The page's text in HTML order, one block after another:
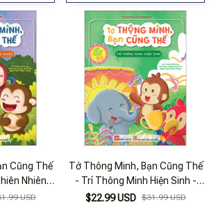
Cũng Thế
Nhiên -
AnhUSD
Tớ Thông Minh, Bạn Cũng Thế
- Trí Thông Minh Hiện Sinh -
Song Ngữ Việt-Anh
$22.99 USD $31.99 USD